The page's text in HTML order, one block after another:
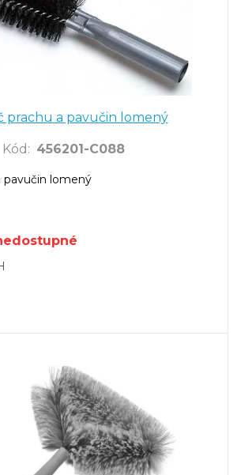
prachu a pavučin lomený
Kód : 456201-C088
pavučin lomený